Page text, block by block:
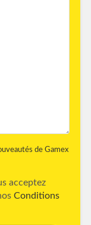
de Gamex
acceptez
Conditions